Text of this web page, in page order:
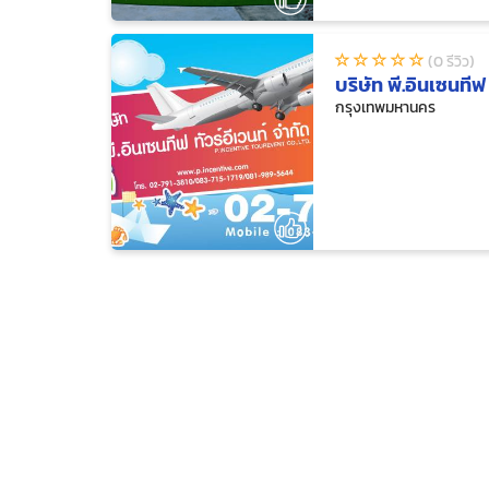
(0 รีวิว)
บริษัท พี.อินเซนทีฟ
กรุงเทพมหานคร